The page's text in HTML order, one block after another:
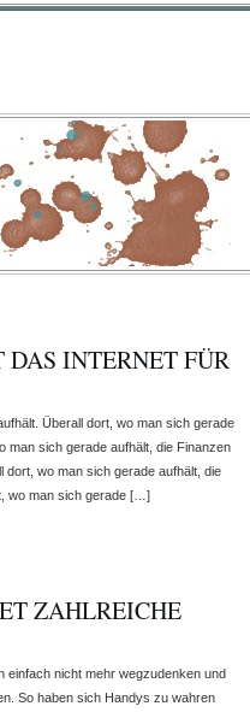
INTERNET FÜR
Überall dort, wo man sich gerade
man sich gerade aufhält, die Finanzen
wo man sich gerade aufhält, die
wo man sich gerade […]
ZAHLREICHE
einfach nicht mehr wegzudenken und
So haben sich Handys zu wahren